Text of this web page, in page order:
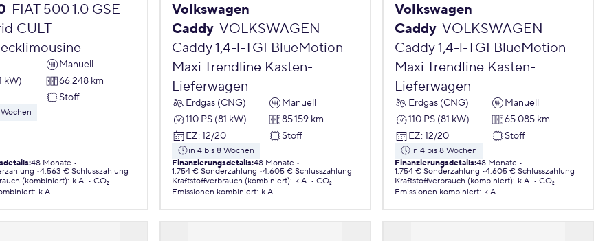
FIAT 500 1.0 GSE
CULT
Manuell
kW)
66.248 km
Stoff
:48 Monate
4.563 € Schlusszahlung
(kombiniert): k.A.
CO₂-
: k.A.
Volkswagen
Caddy VOLKSWAGEN
Caddy 1,4-l-TGI BlueMotion
Maxi Trendline Kasten-
Lieferwagen
Erdgas (CNG)
Manuell
110 PS (81 kW)
85.159 km
EZ: 12/20 Stoff
in 4 bis 8 Wochen
Finanzierungsdetails:48 Monate
1.754 € Sonderzahlung 4.605 € Schlusszahlung
Kraftstoffverbrauch (kombiniert): k.A.
CO₂-
Emissionen kombiniert: k.A.
Volkswagen
Caddy VOLKSWAGEN
Caddy 1,4-l-TGI BlueMotion
Maxi Trendline Kasten-
Lieferwagen
Erdgas (CNG)
Manuell
110 PS (81 kW)
65.085 km
EZ: 12/20 Stoff
in 4 bis 8 Wochen
Finanzierungsdetails:48 Monate
1.754 € Sonderzahlung 4.605 € Schlusszahlung
Kraftstoffverbrauch (kombiniert): k.A.
CO₂-
Emissionen kombiniert: k.A.